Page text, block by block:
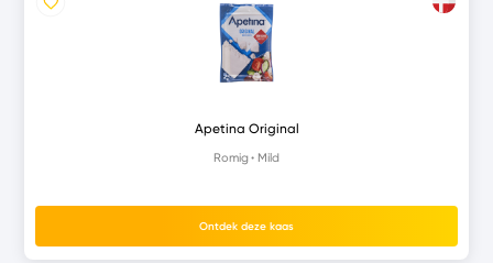
Apetina Original
Romig Mild
Ontdek deze kaas